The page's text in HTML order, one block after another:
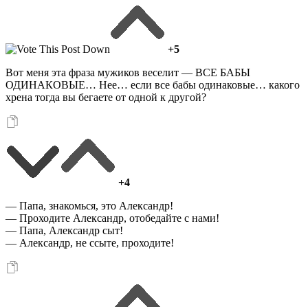
+5
Вот меня эта фраза мужиков веселит — ВСЕ БАБЫ
ОДИНАКОВЫЕ… Нее… если все бабы одинаковые… какого
хрена тогда вы бегаете от одной к другой?
+4
— Папа, знакомься, это Александр!
— Проходите Александр, отобедайте с нами!
— Папа, Александр сыт!
— Александр, не ссыте, проходите!